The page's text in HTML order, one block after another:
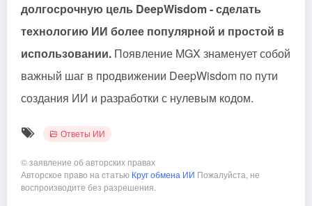
долгосрочную цель DeepWisdom - сделать
технологию ИИ более популярной и простой в
использовании. Появление MGX знаменует собой
важный шаг в продвижении DeepWisdom по пути
создания ИИ и разработки с нулевым кодом.
Ответы ИИ
©заявление об авторских правах
Авторское право на статью Круг обмена ИИ Пожалуйста, не
воспроизводите без разрешения.